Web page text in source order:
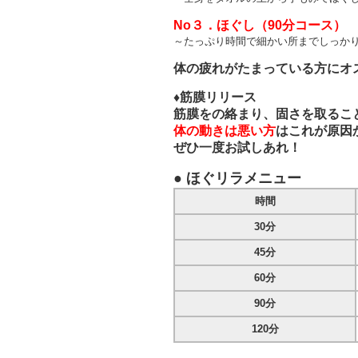
No３．ほぐし（90分コース）
～たっぷり時間で細かい所までしっか
体の疲れがたまっている方にオ
♦筋膜リリース
筋膜をの絡まり、固さを取る
体の動きは悪い方はこれが原因
ぜひ一度お試しあれ！
● ほぐリラメニュー
時間
30分
45分
60分
90分
120分